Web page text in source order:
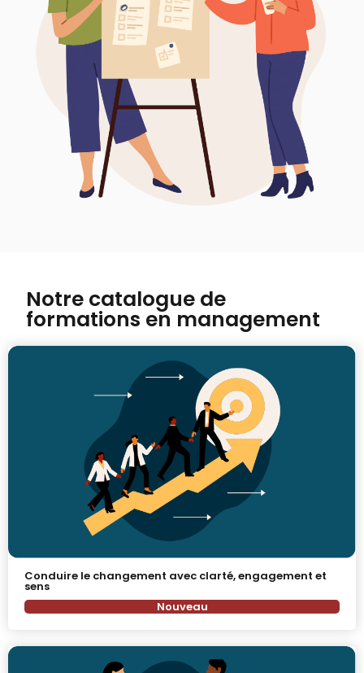
Notre catalogue de
formations en management
Conduire le changement avec clarté, engagement et
sens
Nouveau